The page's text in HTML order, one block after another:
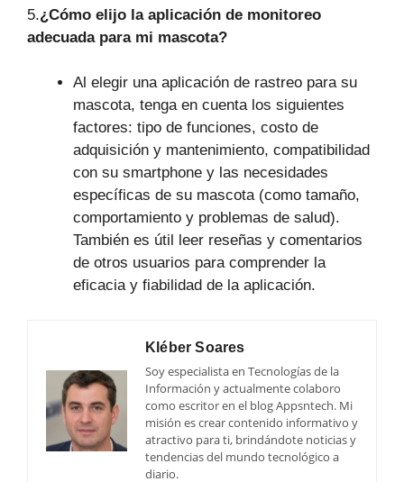
5.¿Cómo elijo la aplicación de monitoreo
adecuada para mi mascota?
Al elegir una aplicación de rastreo para su
mascota, tenga en cuenta los siguientes
factores: tipo de funciones, costo de
adquisición y mantenimiento, compatibilidad
con su smartphone y las necesidades
específicas de su mascota (como tamaño,
comportamiento y problemas de salud).
También es útil leer reseñas y comentarios
de otros usuarios para comprender la
eficacia y fiabilidad de la aplicación.
Kléber Soares
Soy especialista en Tecnologías de la
Información y actualmente colaboro
como escritor en el blog Appsntech. Mi
misión es crear contenido informativo y
atractivo para ti, brindándote noticias y
tendencias del mundo tecnológico a
diario.